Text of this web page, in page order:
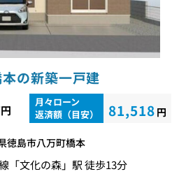
の新築一戸建
月々ローン
返済額（目安）
81,518 円
徳島市八万町橋本
「文化の森」駅 徒歩13分